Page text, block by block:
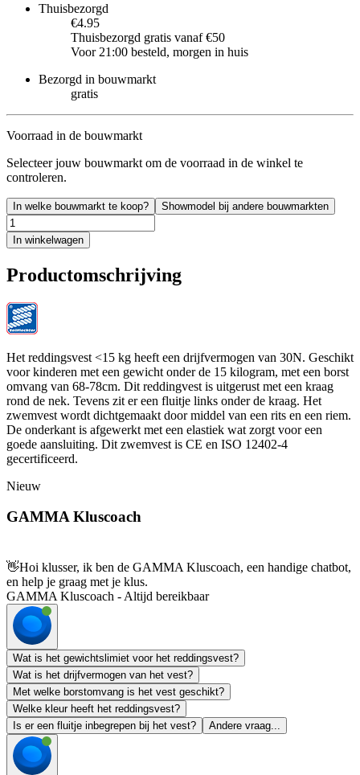
Thuisbezorgd
€4.95
Thuisbezorgd gratis vanaf €50
Voor 21:00 besteld, morgen in huis
Bezorgd in bouwmarkt
gratis
Voorraad in de bouwmarkt
Selecteer jouw bouwmarkt om de voorraad in de winkel te
controleren.
In welke bouwmarkt te koop? Showmodel bij andere bouwmarkten
In winkelwagen
Productomschrijving
Het reddingsvest <15 kg heeft een drijfvermogen van 30N. Geschikt
voor kinderen met een gewicht onder de 15 kilogram, met een borst
omvang van 68-78cm. Dit reddingvest is uitgerust met een kraag
rond de nek. Tevens zit er een fluitje links onder de kraag. Het
zwemvest wordt dichtgemaakt door middel van een rits en een riem.
De onderkant is afgewerkt met een elastiek wat zorgt voor een
goede aansluiting. Dit zwemvest is CE en ISO 12402-4
gecertificeerd.
Nieuw
GAMMA Kluscoach
👋Hoi klusser, ik ben de GAMMA Kluscoach, een handige chatbot,
en help je graag met je klus.
GAMMA Kluscoach - Altijd bereikbaar
Wat is het gewichtslimiet voor het reddingsvest?
Wat is het drijfvermogen van het vest?
Met welke borstomvang is het vest geschikt?
Welke kleur heeft het reddingsvest?
Is er een fluitje inbegrepen bij het vest?
Andere vraag...